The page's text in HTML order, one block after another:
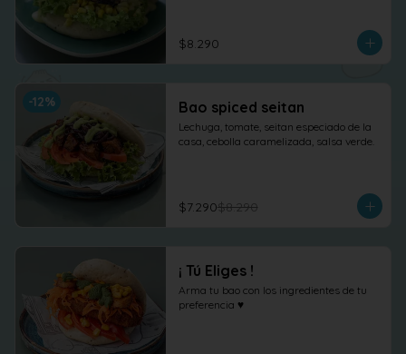
$8.290
-12% Bao spiced seitan
Lechuga, tomate, seitan especiado de la
casa, cebolla caramelizada, salsa verde.
$7.290$8.290
¡ Tú Eliges !
Arma tu bao con los ingredientes de tu
preferencia ♥